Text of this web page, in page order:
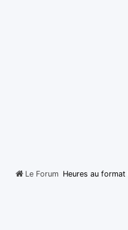
Le Forum Heures au format